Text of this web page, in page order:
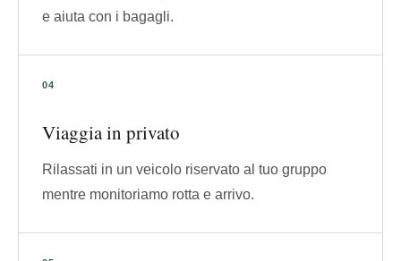
e aiuta con i bagagli.
Viaggia in privato
Rilassati in un veicolo riservato al tuo gruppo
mentre monitoriamo rotta e arrivo.